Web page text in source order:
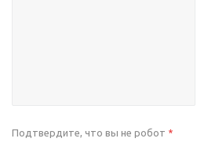
Подтвердите, что вы не робот *